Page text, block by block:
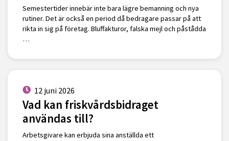
Semestertider innebär inte bara lägre bemanning och nya
rutiner. Det är också en period då bedragare passar på att
rikta in sig på företag. Bluffakturor, falska mejl och påstådda
…
12 juni 2026
Vad kan friskvårdsbidraget
användas till?
Arbetsgivare kan erbjuda sina anställda ett